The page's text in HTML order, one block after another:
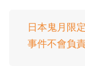
日本鬼月限
事件不會負